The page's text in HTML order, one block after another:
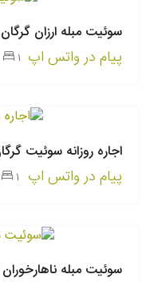
سوئیت مبله ارزان گرگان
پیام در واتس اپ ۱
اجاره روزانه سوئیت گرگان
پیام در واتس اپ ۱
سوئیت مبله ناهارخوران